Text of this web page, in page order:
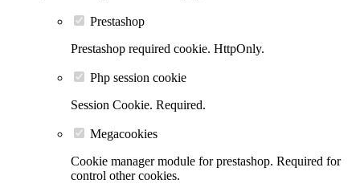
Prestashop
Prestashop required cookie. HttpOnly.
Php session cookie
Session Cookie. Required.
Megacookies
Cookie manager module for prestashop. Required for
control other cookies.